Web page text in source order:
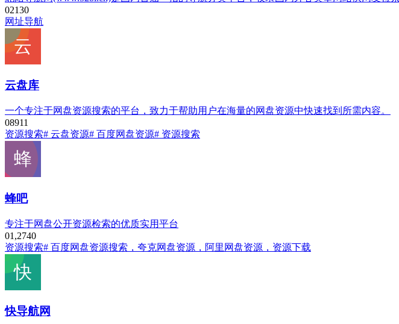
02130
网址导航
云盘库
一个专注于网盘资源搜索的平台，致力于帮助用户在海量的网盘资源中快速找到所需内容。
08911
资源搜索# 云盘资源# 百度网盘资源# 资源搜索
蜂吧
专注于网盘公开资源检索的优质实用平台
01,2740
资源搜索# 百度网盘资源搜索，夸克网盘资源，阿里网盘资源，资源下载
快导航网